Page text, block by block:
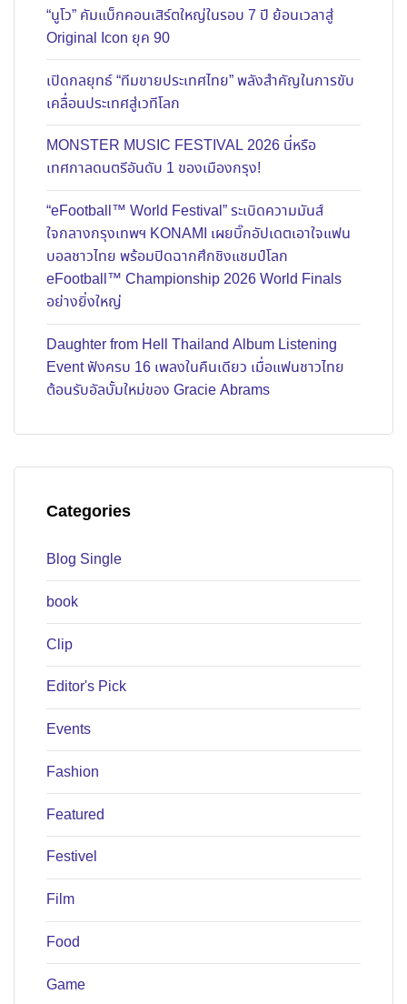
“นูโว” คัมแบ็กคอนเสิร์ตใหญ่ในรอบ 7 ปี ย้อนเวลาสู่
Original Icon ยุค 90
เปิดกลยุทธ์ “ทีมขายประเทศไทย” พลังสำคัญในการขับ
เคลื่อนประเทศสู่เวทีโลก
MONSTER MUSIC FESTIVAL 2026 นี่หรือ
เทศกาลดนตรีอันดับ 1 ของเมืองกรุง!
“eFootball™ World Festival” ระเบิดความมันส์
ใจกลางกรุงเทพฯ KONAMI เผยบิ๊กอัปเดตเอาใจแฟน
บอลชาวไทย พร้อมปิดฉากศึกชิงแชมป์โลก
eFootball™ Championship 2026 World Finals
อย่างยิ่งใหญ่
Daughter from Hell Thailand Album Listening
Event ฟังครบ 16 เพลงในคืนเดียว เมื่อแฟนชาวไทย
ต้อนรับอัลบั้มใหม่ของ Gracie Abrams
Categories
Blog Single
book
Clip
Editor's Pick
Events
Fashion
Featured
Festivel
Film
Food
Game